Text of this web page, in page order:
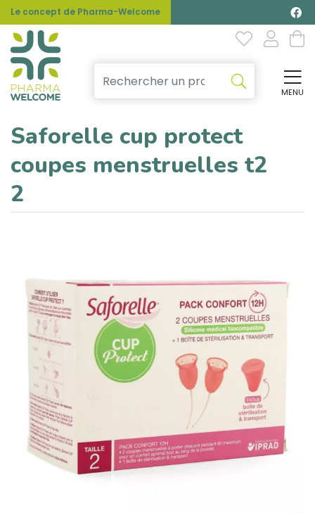
Le concept de Pharma-Welcome
MENU
Saforelle cup protect
coupes menstruelles t2
2